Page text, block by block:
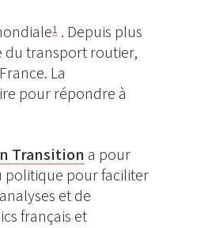
1 . Depuis plus
du transport routier,
La
pour répondre à
Transition a pour
politique pour faciliter
et de
français et